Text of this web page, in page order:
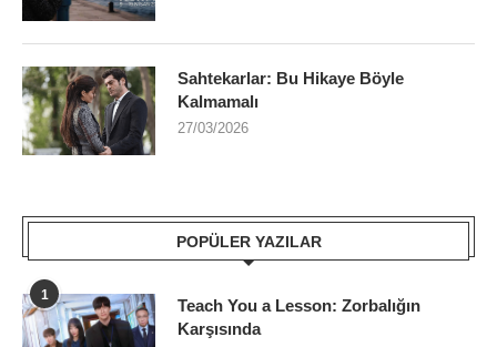
Sahtekarlar: Bu Hikaye Böyle
Kalmamalı
27/03/2026
POPÜLER YAZILAR
1
Teach You a Lesson: Zorbalığın
Karşısında